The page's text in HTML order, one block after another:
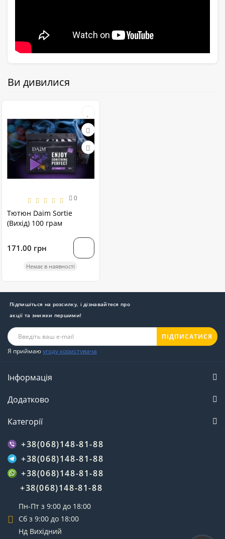
Ви дивилися
0
Тютюн Daim Sortie
(Вихід) 100 грам
171.00 грн
Немає в наявності
Підпишіться на розсилку, і дізнавайтеся про
акції та знижки першими!
ПІДПИСАТИСЯ
Я приймаюугоду користувача
Інформація
Додатково
Категорії
+38(068)148-81-88
+38(068)148-81-88
+38(068)148-81-88
+38(068)148-81-88
Пн-Пт з 9:00 до 18:00
Сб з 9:00 до 18:00
Нд Вихідний